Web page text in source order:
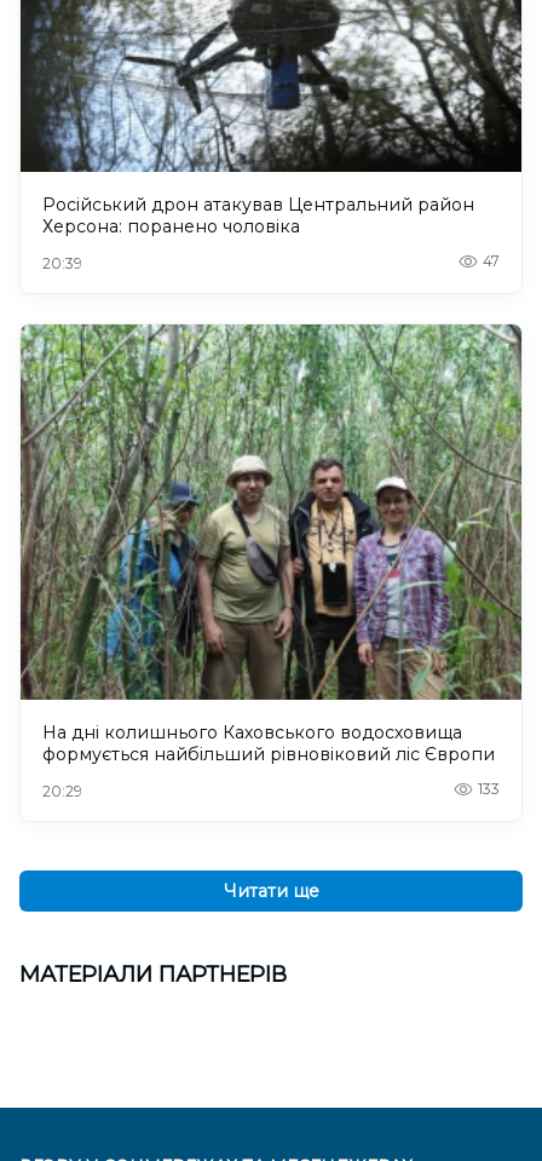
Російський дрон атакував Центральний район
Херсона: поранено чоловіка
20:39 47
На дні колишнього Каховського водосховища
формується найбільший рівновіковий ліс Європи
20:29 133
Читати ще
МАТЕРІАЛИ ПАРТНЕРІВ